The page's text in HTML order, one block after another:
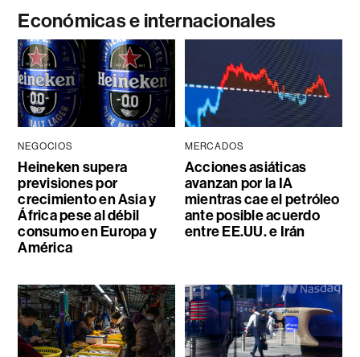
Económicas e internacionales
NEGOCIOS
Heineken supera
previsiones por
crecimiento en Asia y
África pese al débil
consumo en Europa y
América
MERCADOS
Acciones asiáticas
avanzan por la IA
mientras cae el petróleo
ante posible acuerdo
entre EE.UU. e Irán